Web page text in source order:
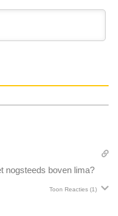
nogsteeds boven lima?
Toon Reacties (1)